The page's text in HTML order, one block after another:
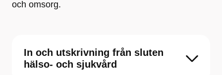
och omsorg.
In och utskrivning från sluten
hälso- och sjukvård